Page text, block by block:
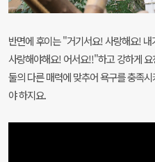
반면에 후이는 "거기서요! 사랑해요!
사랑해야해요! 어서요!!"하고 강하게
둘의 다른 매력에 맞추어 욕구를 충족
야 하지요.